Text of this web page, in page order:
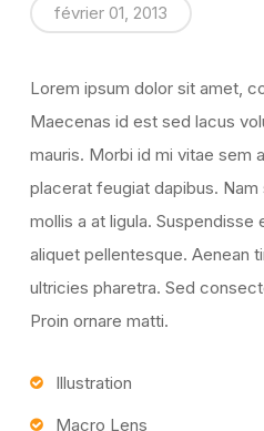
février 01, 2013
Lorem ipsum dolor sit amet,
Maecenas id est sed lacus
mauris. Morbi id mi vitae sem
placerat feugiat dapibus.
mollis a at ligula. Suspendisse
aliquet pellentesque. Aenean
ultricies pharetra. Sed
Proin ornare matti.
Illustration
Macro Lens